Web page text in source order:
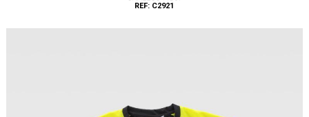
Tallas: S, M, L, XL, XXL, 3XL, 4XL, 5XL
REF: C2921